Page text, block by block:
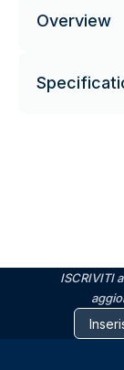
Overview
ISCRIVITI